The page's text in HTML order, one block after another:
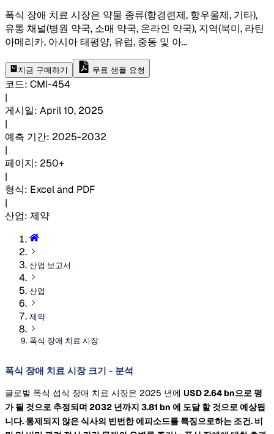
폭식 장애 치료 시장은 약물 종류(항경련제, 항우울제, 기타),
유통 채널(병원 약국, 소매 약국, 온라인 약국), 지역(북미, 라틴
아메리카, 아시아 태평양, 유럽, 중동 및 아...
지금 구매하기 무료 샘플 요청
코드: CMI-454
|
게시일: April 10, 2025
|
예측 기간: 2025-2032
|
페이지: 250+
|
형식: Excel and PDF
|
산업: 제약
산업 보고서
산업
제약
폭식 장애 치료 시장
폭식 장애 치료 시장 크기 - 분석
글로벌 폭식 섭식 장애 치료 시장은 2025 년에 USD 2.64 bn으로 평
가 될 것으로 추정되며 2032 년까지 3.81 bn 에 도달 할 것으로 예상됩
니다. 통제되지 않은 식사의 빈번한 에피소드를 특징으로하는 조건. 비